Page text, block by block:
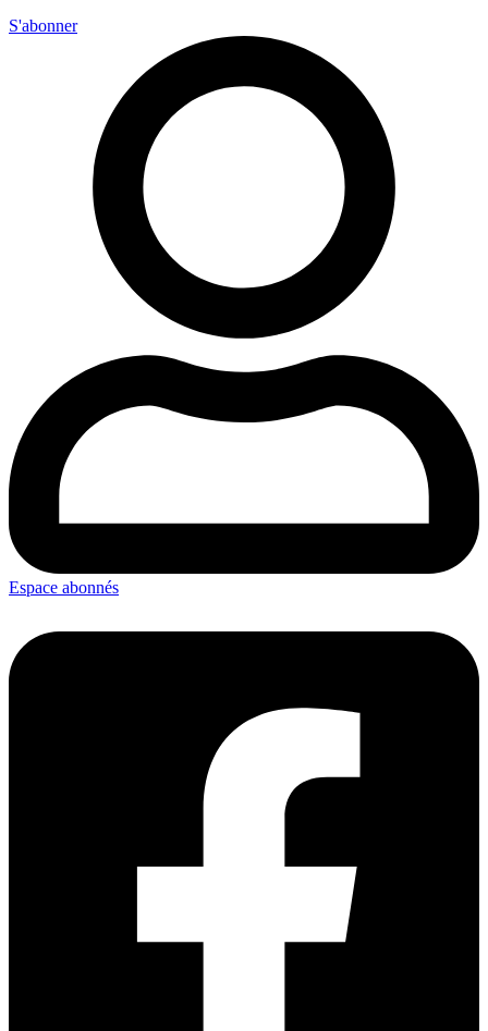
S'abonner
Espace abonnés